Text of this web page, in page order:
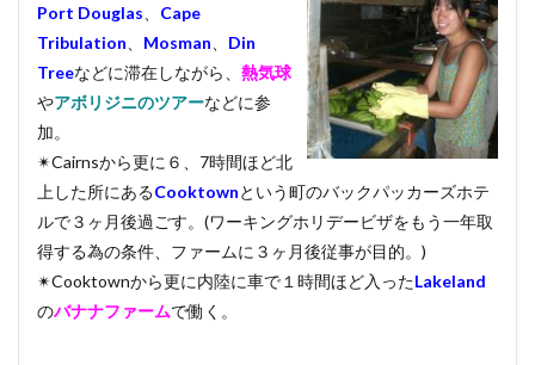
Port Douglas
Cape
Tribulation
Mosman
Din
Treeなどに滞在しながら、 熱気球
やアボリジニのツアーなどに参
加。
✴︎Cairnsから更に６、7時間ほど北
上した所にあるCooktownという町のバックパッカーズホテ
ルで３ヶ月後過ごす。(ワーキングホリデービザをもう一年取
得する為の条件、ファームに３ヶ月後従事が目的。)
✴︎Cooktownから更に内陸に車で１時間ほど入ったLakeland
のバナナファームで働く。